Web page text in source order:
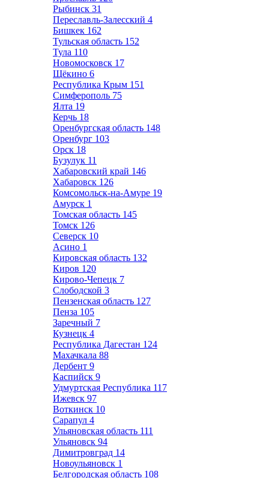
Рыбинск 31
Переславль-Залесский 4
Бишкек 162
Тульская область 152
Тула 110
Новомосковск 17
Щёкино 6
Республика Крым 151
Симферополь 75
Ялта 19
Керчь 18
Оренбургская область 148
Оренбург 103
Орск 18
Бузулук 11
Хабаровский край 146
Хабаровск 126
Комсомольск-на-Амуре 19
Амурск 1
Томская область 145
Томск 126
Северск 10
Асино 1
Кировская область 132
Киров 120
Кирово-Чепецк 7
Слободской 3
Пензенская область 127
Пенза 105
Заречный 7
Кузнецк 4
Республика Дагестан 124
Махачкала 88
Дербент 9
Каспийск 9
Удмуртская Республика 117
Ижевск 97
Воткинск 10
Сарапул 4
Ульяновская область 111
Ульяновск 94
Димитровград 14
Новоульяновск 1
Белгородская область 108